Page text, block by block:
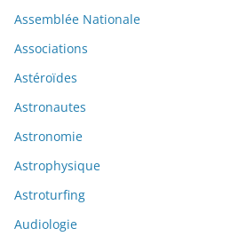
Assemblée Nationale
Associations
Astéroïdes
Astronautes
Astronomie
Astrophysique
Astroturfing
Audiologie